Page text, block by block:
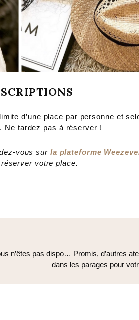
d’une place par personne et
Ne tardez pas à réserver !
vous sur la plateforme
votre place.
n’êtes pas dispo… Promis, d’autres
dans les parages pour